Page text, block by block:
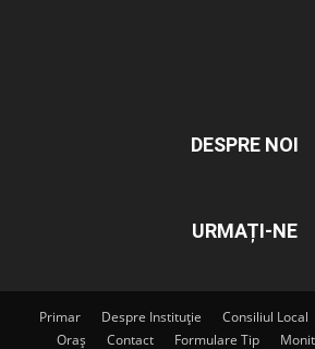
DESPRE NOI
URMAȚI-NE
Primar Despre Instituție Consiliul Local
Oraș
Contact Formulare Tip